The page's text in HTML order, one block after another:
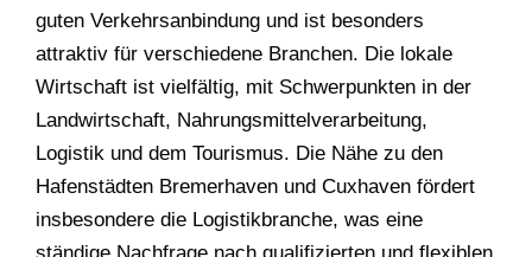
guten Verkehrsanbindung und ist besonders
attraktiv für verschiedene Branchen. Die lokale
Wirtschaft ist vielfältig, mit Schwerpunkten in der
Landwirtschaft, Nahrungsmittelverarbeitung,
Logistik und dem Tourismus. Die Nähe zu den
Hafenstädten Bremerhaven und Cuxhaven fördert
insbesondere die Logistikbranche, was eine